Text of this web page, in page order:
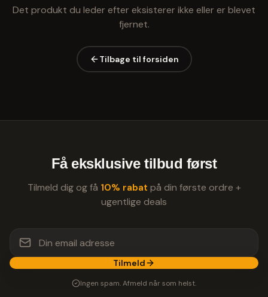
Det produkt du leder efter eksisterer ikke eller er blevet
fjernet.
Tilbage til forsiden
Få eksklusive tilbud først
Tilmeld dig og få 10% rabat på din første ordre +
ugentlige deals
Tilmeld
Ingen spam. Afmeld når som helst.